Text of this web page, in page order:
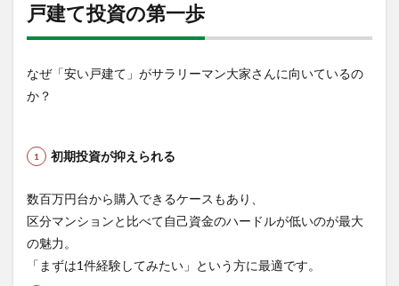
こん
めで
の物
2.1
い合
わせ
戸建て投資の第一歩
なぜ「安い戸建て」がサラリーマン大家さんに向いているの
か？
初期投資が抑えられる
数百万円台から購入できるケースもあり、
区分マンションと比べて自己資金のハードルが低いのが最大
の魅力。
「まずは1件経験してみたい」という方に最適です。